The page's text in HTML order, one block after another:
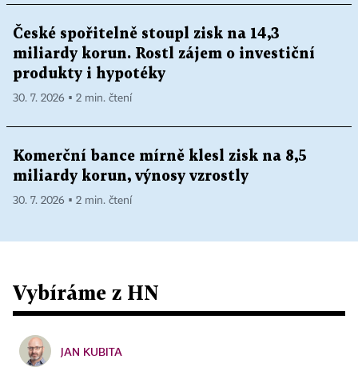
České spořitelně stoupl zisk na 14,3
miliardy korun. Rostl zájem o investiční
produkty i hypotéky
30. 7. 2026 ▪ 2 min. čtení
Komerční bance mírně klesl zisk na 8,5
miliardy korun, výnosy vzrostly
30. 7. 2026 ▪ 2 min. čtení
Vybíráme z HN
JAN KUBITA